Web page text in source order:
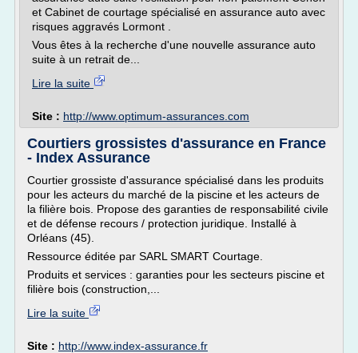
et Cabinet de courtage spécialisé en assurance auto avec
risques aggravés Lormont .
Vous êtes à la recherche d'une nouvelle assurance auto
suite à un retrait de...
Lire la suite
Site : http://www.optimum-assurances.com
Courtiers grossistes d'assurance en France
- Index Assurance
Courtier grossiste d'assurance spécialisé dans les produits
pour les acteurs du marché de la piscine et les acteurs de
la filière bois. Propose des garanties de responsabilité civile
et de défense recours / protection juridique. Installé à
Orléans (45).
Ressource éditée par SARL SMART Courtage.
Produits et services : garanties pour les secteurs piscine et
filière bois (construction,...
Lire la suite
Site : http://www.index-assurance.fr